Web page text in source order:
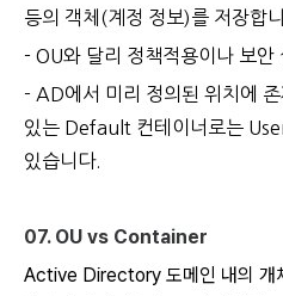
등의 객체(계정 정보)를 저장합
- OU와 달리 정책적용이나 보안
- AD에서 미리 정의된 위치에
있는 Default 컨테이너로는
있습니다.
07. OU vs Container
Active Directory 도메인 내의 개